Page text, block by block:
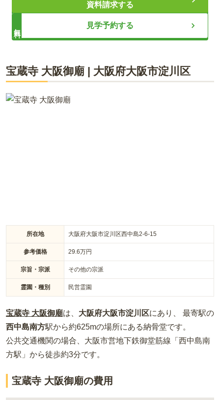
ライフドット編集部
です。壽法寺は通称「もみぢ寺」とも呼ばれていて、境内に落
ちている落ち葉はご利益があるとされています。 穏やかな雰囲
気の寺院墓地です。秋には美しい紅葉を見られます。霊園を管
理する壽法寺は地元の方々には「もみじ寺」として有名でで
40代・男性
JR桃谷駅から徒歩10分ぐらいで基本的に徒歩でいきます。ま
た、お寺の付近にバス停があり、JR天王寺駅からバスでもい
ません。
資料請求する
見学予約する
宝蔵寺 大阪御廟 | 大阪府大阪市淀川区
所在地 大阪府大阪市淀川区西中島2-6-15
参考価格 29.6万円
宗旨・宗派 その他の宗派
霊園・種別 民営霊園
宝蔵寺 大阪御廟は、 大阪府大阪市淀川区にあり、 最寄駅の
西中島南方駅から約625mの場所にある納骨堂です。
公共交通機関の場合 、大阪市営地下鉄御堂筋線「西中島南
方駅」から徒歩約3分です。
宝蔵寺 大阪御廟の費用